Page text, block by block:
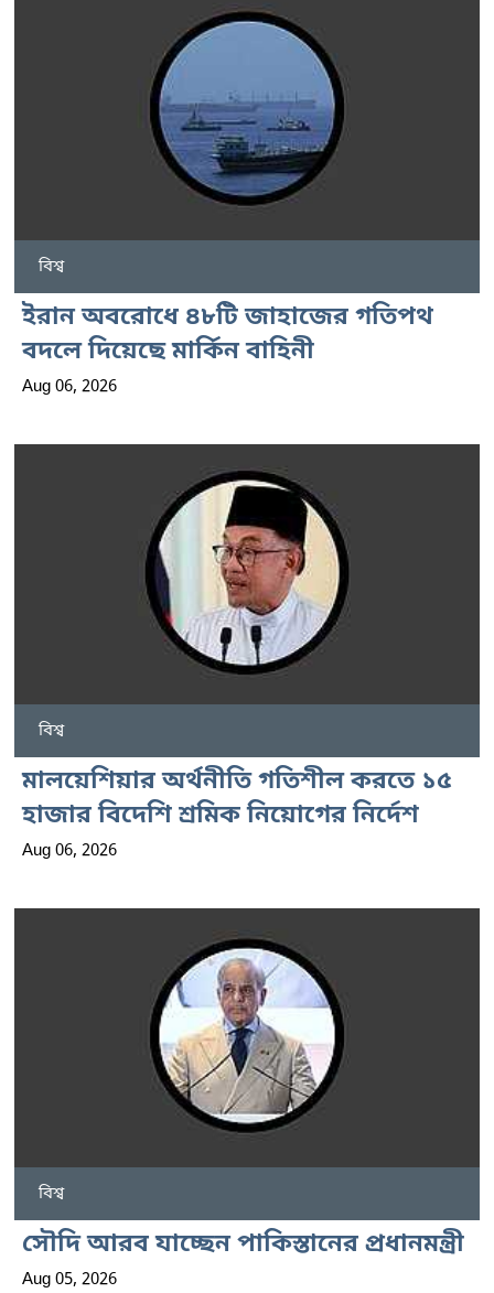
বিশ্ব
ইরান অবরোধে ৪৮টি জাহাজের গতিপথ
বদলে দিয়েছে মার্কিন বাহিনী
Aug 06, 2026
বিশ্ব
মালয়েশিয়ার অর্থনীতি গতিশীল করতে ১৫
হাজার বিদেশি শ্রমিক নিয়োগের নির্দেশ
Aug 06, 2026
বিশ্ব
সৌদি আরব যাচ্ছেন পাকিস্তানের প্রধানমন্ত্রী
Aug 05, 2026